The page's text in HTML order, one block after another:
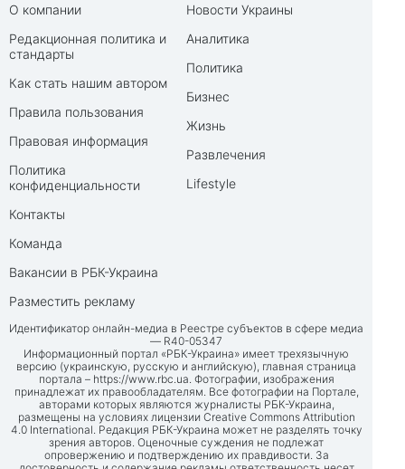
О компании
Редакционная политика и
стандарты
Как стать нашим автором
Правила пользования
Правовая информация
Политика
конфиденциальности
Контакты
Команда
Вакансии в РБК-Украина
Разместить рекламу
Новости Украины
Аналитика
Политика
Бизнес
Жизнь
Развлечения
Lifestyle
Идентификатор онлайн-медиа в Реестре субъектов в сфере медиа
— R40-05347
Информационный портал «РБК-Украина» имеет трехязычную
версию (украинскую, русскую и английскую), главная страница
портала – https://www.rbc.ua . Фотографии, изображения
принадлежат их правообладателям. Все фотографии на Портале,
авторами которых являются журналисты РБК-Украина,
размещены на условиях лицензии Creative Commons Attribution
4.0 International. Редакция РБК-Украина может не разделять точку
зрения авторов. Оценочные суждения не подлежат
опровержению и подтверждению их правдивости. За